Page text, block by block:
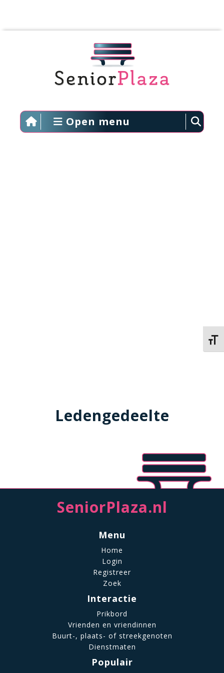
Open menu
Ledengedeelte
SeniorPlaza.nl
Menu
Home
Login
Registreer
Zoek
Interactie
Prikbord
Vrienden en vriendinnen
Buurt-, plaats- of streekgenoten
Dienstmaten
Populair